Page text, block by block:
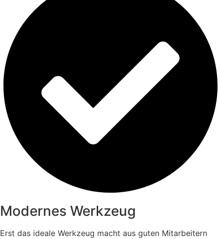
Modernes Werkzeug
Erst das ideale Werkzeug macht aus guten Mitarbeitern